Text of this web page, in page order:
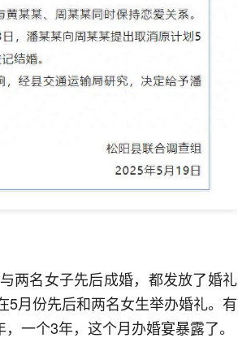
两名女子先后成婚，都发放了婚礼
5月份先后和两名女生举办婚礼。有
一个3年，这个月办婚宴暴露了。